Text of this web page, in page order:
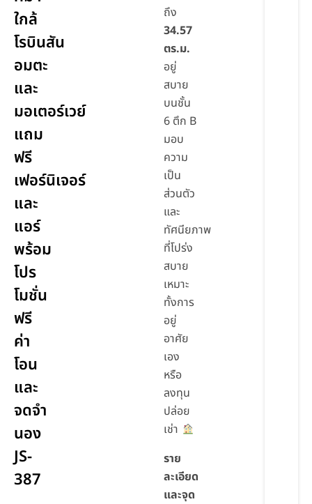
ใกล้
โรบินสัน
อมตะ
และ
มอเตอร์เวย์
แถม
ฟรี
เฟอร์นิเจอร์
และ
แอร์
พร้อม
โปร
โมชั่น
ฟรี
ค่า
โอน
และ
จดจำ
นอง
JS-
387
ถึง
34.57
ตร.ม.
อยู่
สบาย
บนชั้น
6 ตึก B
มอบ
ความ
เป็น
ส่วนตัว
และ
ทัศนียภาพ
ที่โปร่ง
สบาย
เหมาะ
ทั้งการ
อยู่
อาศัย
เอง
หรือ
ลงทุน
ปล่อย
เช่า
ราย
ละเอียด
และจุด